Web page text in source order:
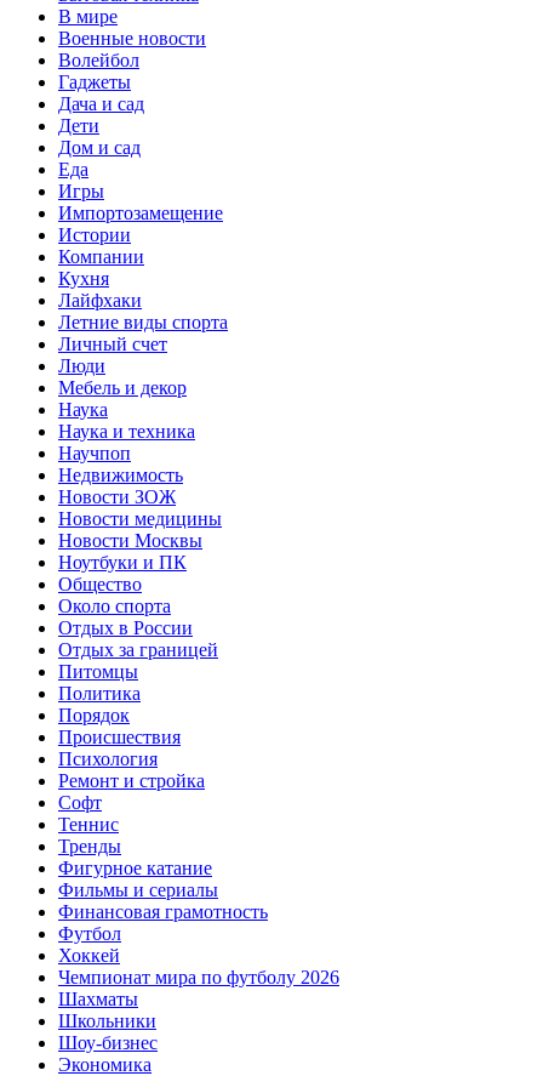
В мире
Военные новости
Волейбол
Гаджеты
Дача и сад
Дети
Дом и сад
Еда
Игры
Импортозамещение
Истории
Компании
Кухня
Лайфхаки
Летние виды спорта
Личный счет
Люди
Мебель и декор
Наука
Наука и техника
Научпоп
Недвижимость
Новости ЗОЖ
Новости медицины
Новости Москвы
Ноутбуки и ПК
Общество
Около спорта
Отдых в России
Отдых за границей
Питомцы
Политика
Порядок
Происшествия
Психология
Ремонт и стройка
Софт
Теннис
Тренды
Фигурное катание
Фильмы и сериалы
Финансовая грамотность
Футбол
Хоккей
Чемпионат мира по футболу 2026
Шахматы
Школьники
Шоу-бизнес
Экономика